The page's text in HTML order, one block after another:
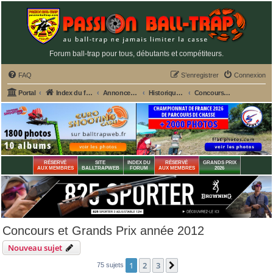
Forum ball-trap pour tous, débutants et compétiteurs.
FAQ Connexion
S’enregistrer
Portal Index du forum Annonces GRATUITES PASSION BALL-TRAP Historiques des annonces CONCOURS, GP des stands Concours et Grands Prix année 2012
RÉSERVÉ
AUX MEMBRES
SITE
BALLTRAPWEB
INDEX DU
FORUM
RÉSERVÉ
AUX MEMBRES
GRANDS PRIX
2026
Concours et Grands Prix année 2012
Nouveau sujet
75 sujets 1 2 3